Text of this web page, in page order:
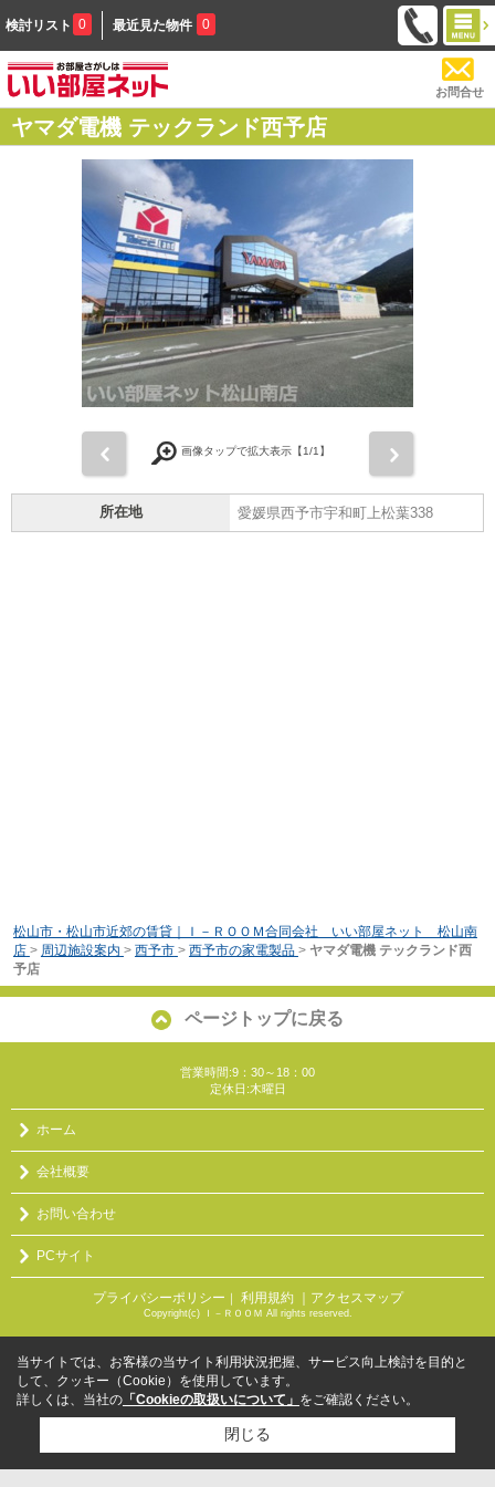
検討リスト 0 最近見た物件 0
お問合せ
ヤマダ電機 テックランド西予店
画像タップで拡大表示【1/1】
所在地 愛媛県西予市宇和町上松葉338
松山市・松山市近郊の賃貸｜Ｉ－ＲＯＯＭ合同会社 いい部屋ネット 松山南
店 > 周辺施設案内 > 西予市 > 西予市の家電製品 > ヤマダ電機 テックランド西
予店
ページトップに戻る
営業時間:9：30～18：00
定休日:木曜日
ホーム
会社概要
お問い合わせ
PCサイト
プライバシーポリシー ｜ 利用規約 ｜アクセスマップ
Copyright(c) Ｉ－ＲＯＯＭ All rights reserved.
当サイトでは、お客様の当サイト利用状況把握、サービス向上検討を目的と
して、クッキー（Cookie）を使用しています。
詳しくは、当社の 「Cookieの取扱いについて」 をご確認ください。
閉じる